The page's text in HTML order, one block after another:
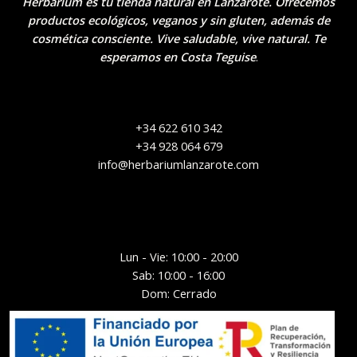
productos ecológicos, veganos y sin gluten, además de
cosmética consciente. Vive saludable, vive natural. Te
esperamos en Costa Teguise.
+34 622 610 342
+34 928 064 679
info@herbariumlanzarote.com
Lun - Vie: 10:00 - 20:00
Sab: 10:00 - 16:00
Dom: Cerrado